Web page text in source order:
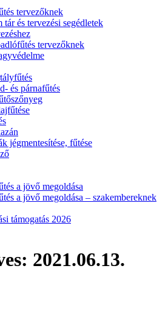
tervezőknek
és tervezési segédletek
tervezőknek
és párnafűtés
jégmentesítése, fűtése
a jövő megoldása
a jövő megoldása – szakembereknek
támogatás 2026
2021.06.13.